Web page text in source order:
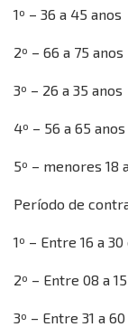
1º – 36 a 45 anos
2º – 66 a 75 anos
3º – 26 a 35 anos
4º – 56 a 65 anos
5º – menores 18
Período de
1º – Entre 16 a
2º – Entre 08 a
3º – Entre 31 a